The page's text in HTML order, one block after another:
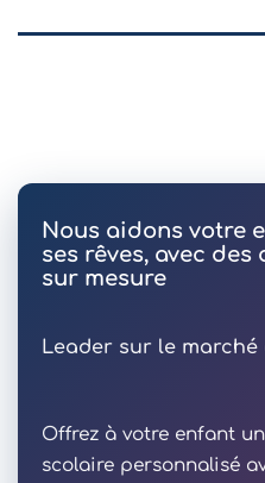
Nous aidons votre
ses rêves, avec
sur mesure
Leader sur le marché
Offrez à votre enfant
scolaire personnalisé